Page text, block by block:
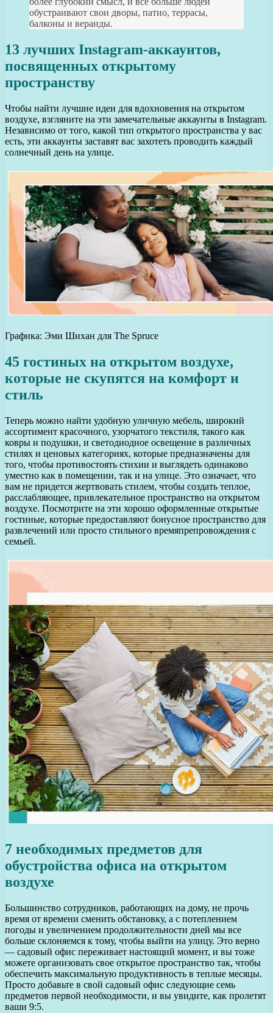
обустраивают свои дворы, патио, террасы,
балконы и веранды.
13 лучших Instagram-аккаунтов,
посвященных открытому
пространству
Чтобы найти лучшие идеи для вдохновения на открытом
воздухе, взгляните на эти замечательные аккаунты в Instagram.
Независимо от того, какой тип открытого пространства у вас
есть, эти аккаунты заставят вас захотеть проводить каждый
солнечный день на улице.
Графика: Эми Шихан для The Spruce
45 гостиных на открытом воздухе,
которые не скупятся на комфорт и
стиль
Теперь можно найти удобную уличную мебель, широкий
ассортимент красочного, узорчатого текстиля, такого как
ковры и подушки, и светодиодное освещение в различных
стилях и ценовых категориях, которые предназначены для
того, чтобы противостоять стихии и выглядеть одинаково
уместно как в помещении, так и на улице. Это означает, что
вам не придется жертвовать стилем, чтобы создать теплое,
расслабляющее, привлекательное пространство на открытом
воздухе. Посмотрите на эти хорошо оформленные открытые
гостиные, которые предоставляют бонусное пространство для
развлечений или просто стильного времяпрепровождения с
семьей.
7 необходимых предметов для
обустройства офиса на открытом
воздухе
Большинство сотрудников, работающих на дому, не прочь
время от времени сменить обстановку, а с потеплением
погоды и увеличением продолжительности дней мы все
больше склоняемся к тому, чтобы выйти на улицу. Это верно
— садовый офис переживает настоящий момент, и вы тоже
можете организовать свое открытое пространство так, чтобы
обеспечить максимальную продуктивность в теплые месяцы.
Просто добавьте в свой садовый офис следующие семь
предметов первой необходимости, и вы увидите, как пролетят
ваши 9:5.